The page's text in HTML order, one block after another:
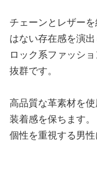
チェーンとレザー
はない存在感を演出
ロック系ファッシ
抜群です。
高品質な革素材を
装着感を保ちます。
個性を重視する男性